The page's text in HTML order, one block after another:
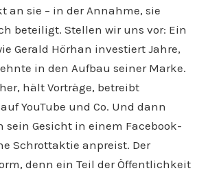
an sie – in der Annahme, sie
beteiligt. Stellen wir uns vor: Ein
Gerald Hörhan investiert Jahre,
in den Aufbau seiner Marke.
hält Vorträge, betreibt
YouTube und Co. Und dann
Gesicht in einem Facebook-
Schrottaktie anpreist. Der
denn ein Teil der Öffentlichkeit